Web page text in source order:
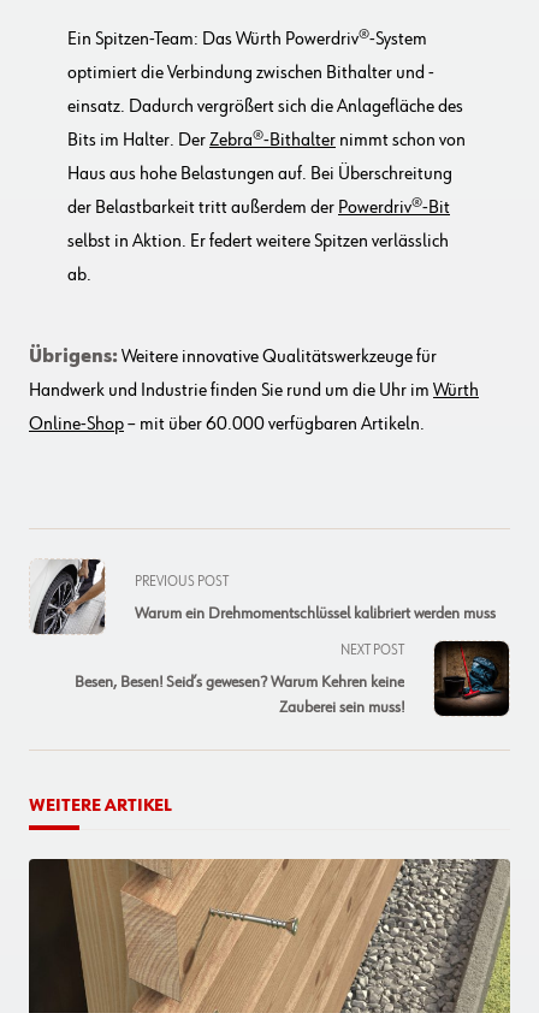
Ein Spitzen-Team: Das Würth Powerdriv®-System
optimiert die Verbindung zwischen Bithalter und -
einsatz. Dadurch vergrößert sich die Anlagefläche des
Bits im Halter. DerZebra®-Bithalter nimmt schon von
Haus aus hohe Belastungen auf. Bei Überschreitung
der Belastbarkeit tritt außerdem der Powerdriv®-Bit
selbst in Aktion. Er federt weitere Spitzen verlässlich
ab.
Übrigens:Weitere innovative Qualitätswerkzeuge für
Handwerk und Industrie finden Sie rund um die Uhr im Würth
Online-Shop– mit über 60.000 verfügbaren Artikeln.
<span
class="nav-
subtitle
reader-
PREVIOUS POST
Warum ein Drehmomentschlüssel kalibriert werden muss
NEXT POST
Besen, Besen! Seid’s gewesen? Warum Kehren keine
Zauberei sein muss!
WEITERE ARTIKEL